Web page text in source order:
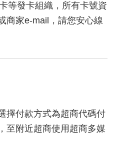
等發卡組織，所有卡號資
商家e-mail，請您安心線
擇付款方式為超商代碼付
至附近超商使用超商多媒